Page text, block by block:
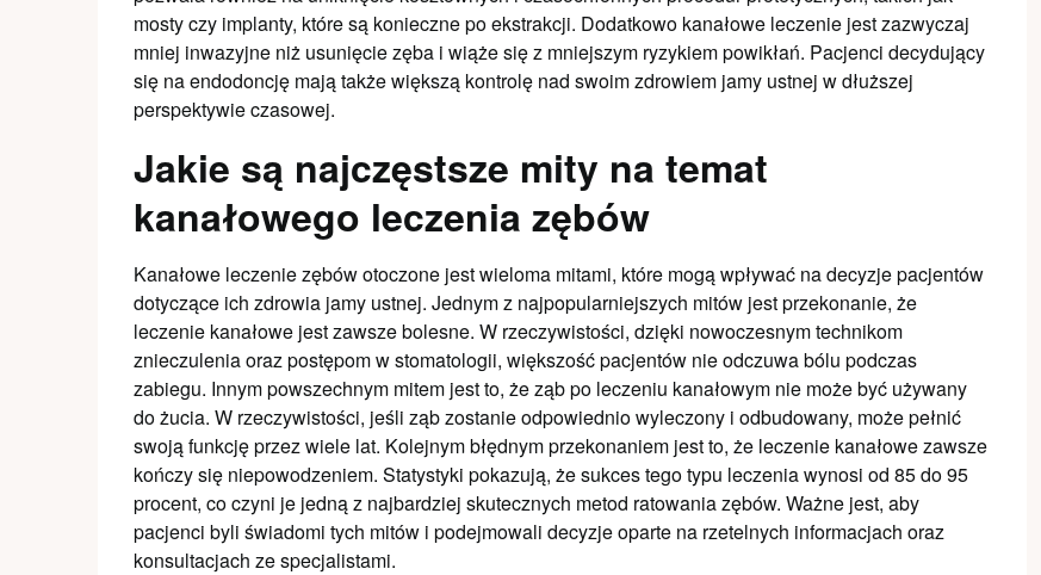
mosty czy implanty, które są konieczne po ekstrakcji. Dodatkowo kanałowe leczenie jest zazwyczaj
mniej inwazyjne niż usunięcie zęba i wiąże się z mniejszym ryzykiem powikłań. Pacjenci decydujący
się na endodoncję mają także większą kontrolę nad swoim zdrowiem jamy ustnej w dłuższej
perspektywie czasowej.
Jakie są najczęstsze mity na temat
kanałowego leczenia zębów
Kanałowe leczenie zębów otoczone jest wieloma mitami, które mogą wpływać na decyzje pacjentów
dotyczące ich zdrowia jamy ustnej. Jednym z najpopularniejszych mitów jest przekonanie, że
leczenie kanałowe jest zawsze bolesne. W rzeczywistości, dzięki nowoczesnym technikom
znieczulenia oraz postępom w stomatologii, większość pacjentów nie odczuwa bólu podczas
zabiegu. Innym powszechnym mitem jest to, że ząb po leczeniu kanałowym nie może być używany
do żucia. W rzeczywistości, jeśli ząb zostanie odpowiednio wyleczony i odbudowany, może pełnić
swoją funkcję przez wiele lat. Kolejnym błędnym przekonaniem jest to, że leczenie kanałowe zawsze
kończy się niepowodzeniem. Statystyki pokazują, że sukces tego typu leczenia wynosi od 85 do 95
procent, co czyni je jedną z najbardziej skutecznych metod ratowania zębów. Ważne jest, aby
pacjenci byli świadomi tych mitów i podejmowali decyzje oparte na rzetelnych informacjach oraz
konsultacjach ze specjalistami.